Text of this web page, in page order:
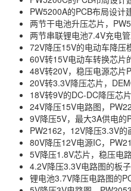
PW5200A的PCB布局设计
两节干电池升压芯片，
两节串联锂电池7.4V充电
72V降压15V的电动车降压
60V转15V电动车转换芯片
48V转20V，稳压电源芯片
20V转3.3V降压芯片，
18V转9V的DC-DC降压芯
24V降压15V电路图，
9V降压5V，最大3A供电的
PW2162，12V降压3.3V
80V降压12V电源IC，
5V降压1.8V芯片，稳压电
4.2V降压3.3V电路图的板
锂电池3.7V降压电路图的